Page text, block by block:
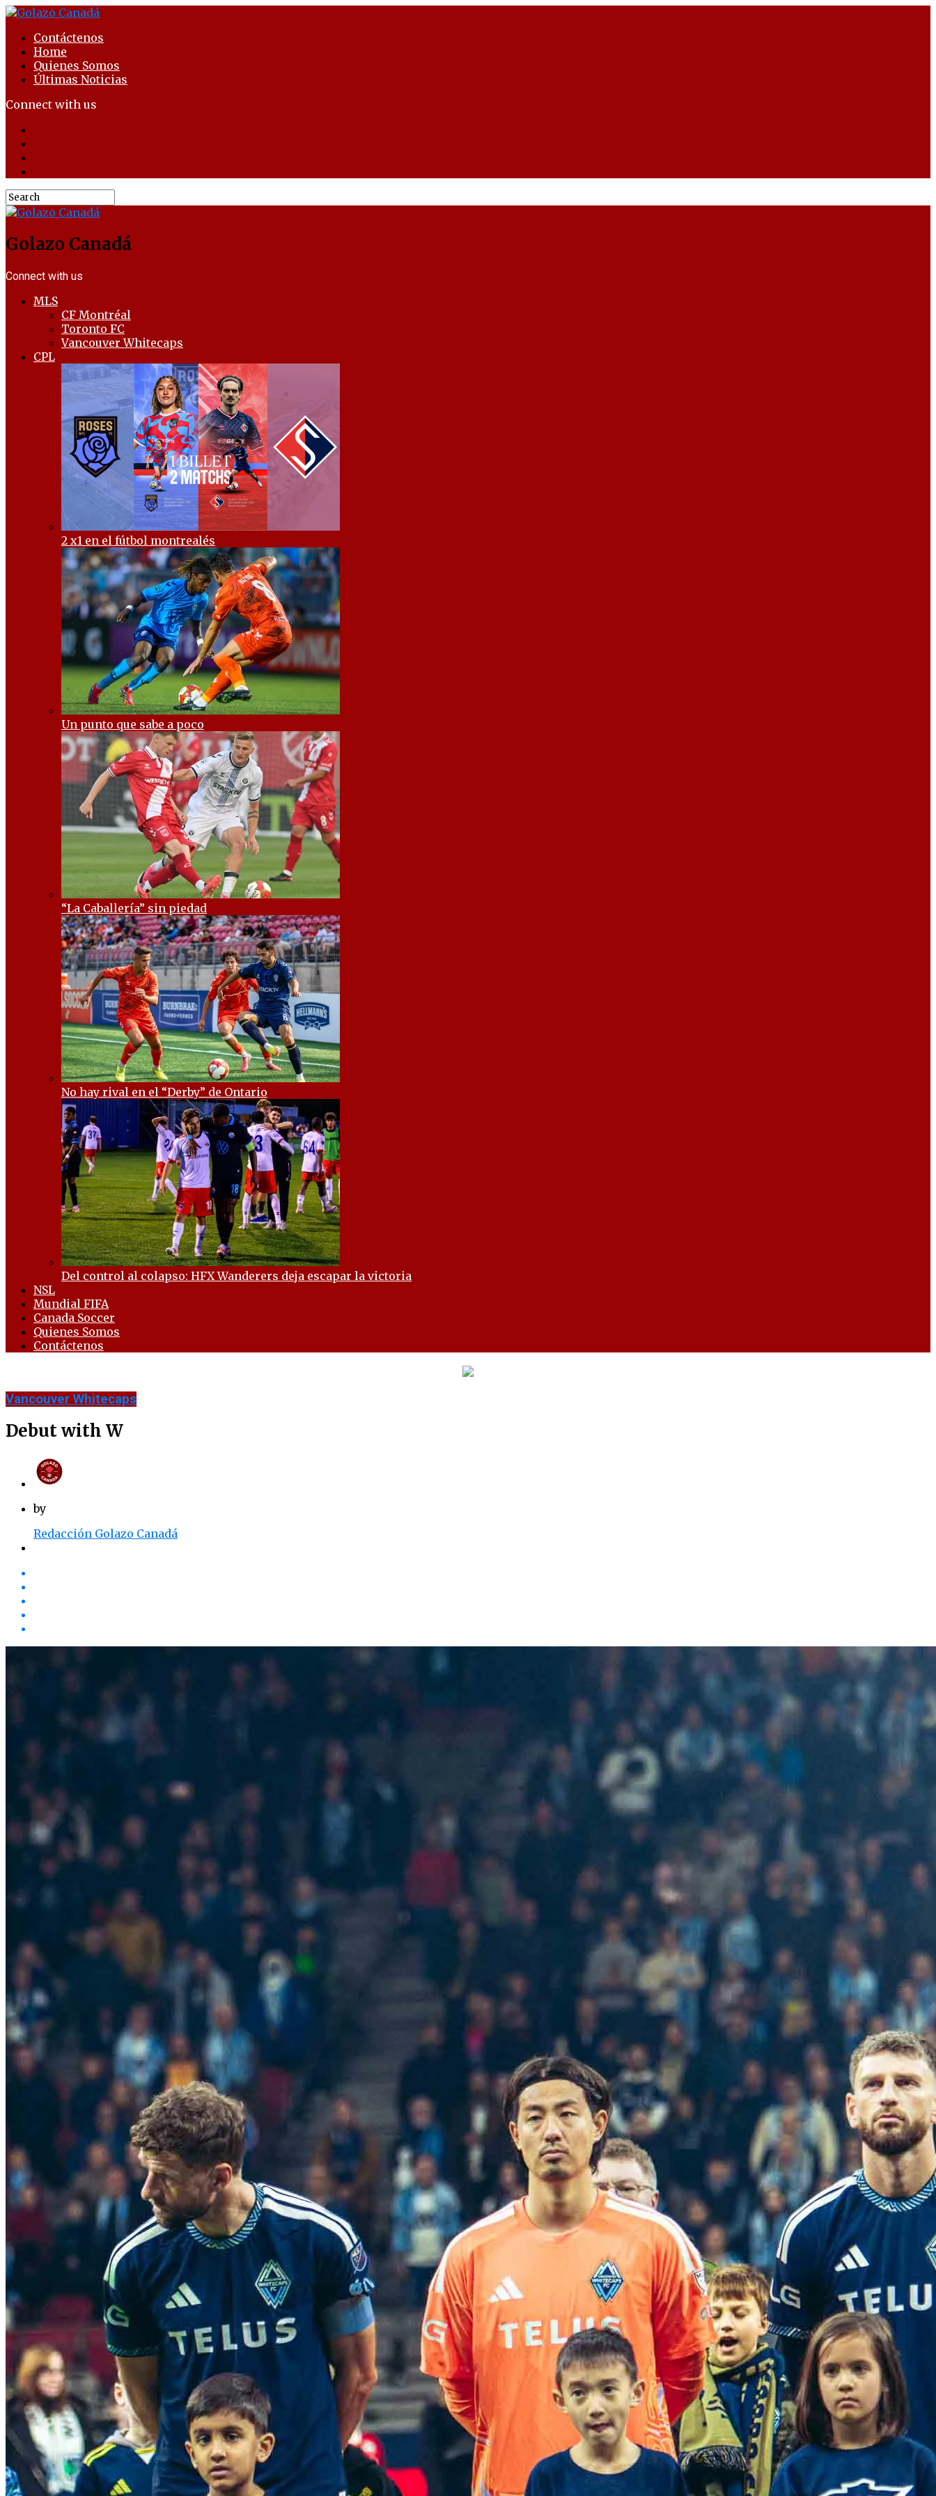
Contáctenos
Home
Quienes Somos
Últimas Noticias
Connect with us
Golazo Canadá
Connect with us
MLS
CF Montréal
Toronto FC
Vancouver Whitecaps
CPL
2 x1 en el fútbol montrealés
Un punto que sabe a poco
“La Caballería” sin piedad
No hay rival en el “Derby” de Ontario
Del control al colapso: HFX Wanderers deja escapar la victoria
NSL
Mundial FIFA
Canada Soccer
Quienes Somos
Contáctenos
Vancouver Whitecaps
Debut with W
by
Redacción Golazo Canadá